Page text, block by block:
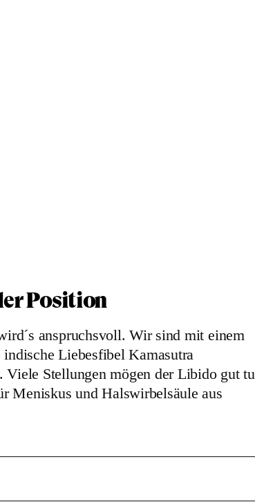
Position
anspruchsvoll. Wir sind mit einem
indische Liebesfibel Kamasutra
Viele Stellungen mögen der Libido gut
Meniskus und Halswirbelsäule aus